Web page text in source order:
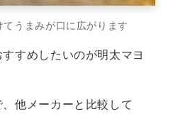
うまみが口に広がります
すめしたいのが明太マヨ
他メーカーと比較して